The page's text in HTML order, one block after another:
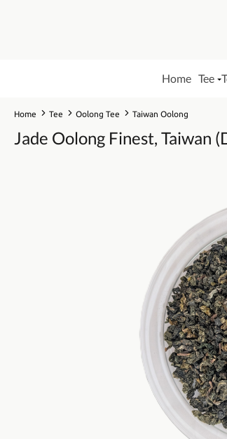
Home Tee
Home Tee Oolong Tee Taiwan Oolong
Jade Oolong Finest, Taiwan